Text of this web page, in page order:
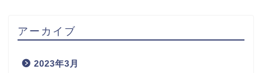
アーカイブ
2023年3月